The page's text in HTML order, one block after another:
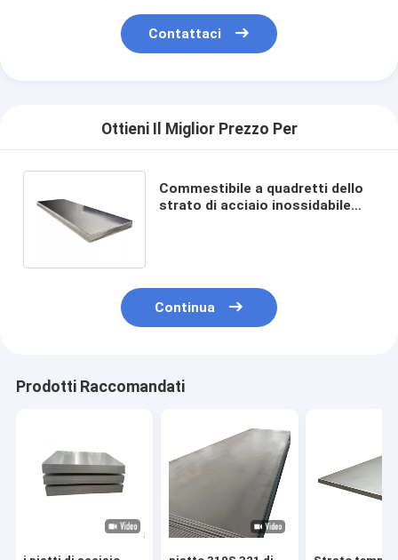
Contattaci
Ottieni Il Miglior Prezzo Per
Commestibile a quadretti dello
strato di acciaio inossidabile
Continua
Prodotti Raccomandati